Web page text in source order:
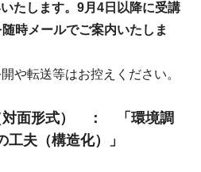
たします。9月4日以降に受講
時メールでご案内いたしま
や転送等はお控えください。
面形式） ： 「環境調
夫（構造化）」